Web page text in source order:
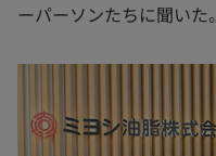
ーパーソンたちに聞いた。